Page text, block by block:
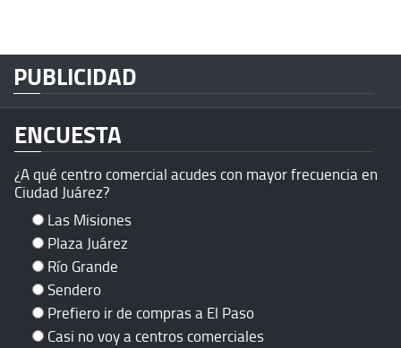
PUBLICIDAD
ENCUESTA
¿A qué centro comercial acudes con mayor frecuencia en
Ciudad Juárez?
Las Misiones
Plaza Juárez
Río Grande
Sendero
Prefiero ir de compras a El Paso
Casi no voy a centros comerciales